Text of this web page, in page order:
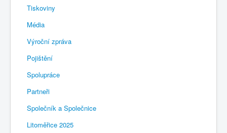
Tiskoviny
Média
Výroční zpráva
Pojištění
Spolupráce
Partneři
Společník a Společnice
Litoměřice 2025